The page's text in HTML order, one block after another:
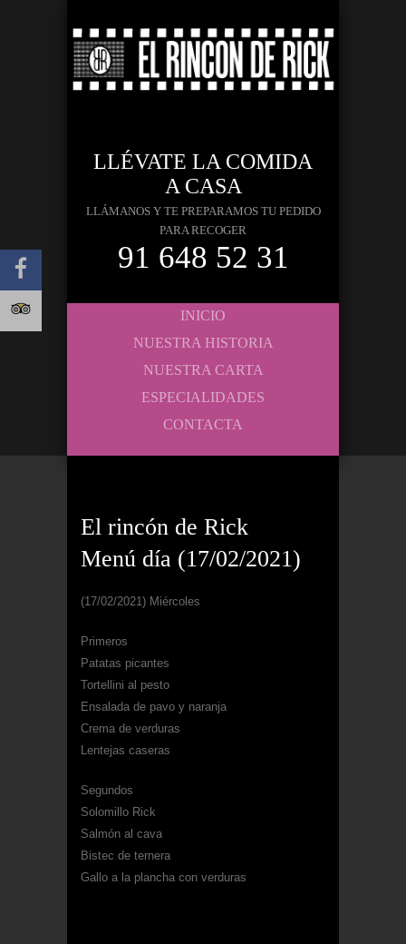
LLÉVATE LA COMIDA
A CASA
LLÁMANOS Y TE PREPARAMOS TU PEDIDO
PARA RECOGER
91 648 52 31
INICIO
NUESTRA HISTORIA
NUESTRA CARTA
ESPECIALIDADES
CONTACTA
El rincón de Rick
Menú día (17/02/2021)
(17/02/2021) Miércoles
Primeros
Patatas picantes
Tortellini al pesto
Ensalada de pavo y naranja
Crema de verduras
Lentejas caseras
Segundos
Solomillo Rick
Salmón al cava
Bistec de ternera
Gallo a la plancha con verduras